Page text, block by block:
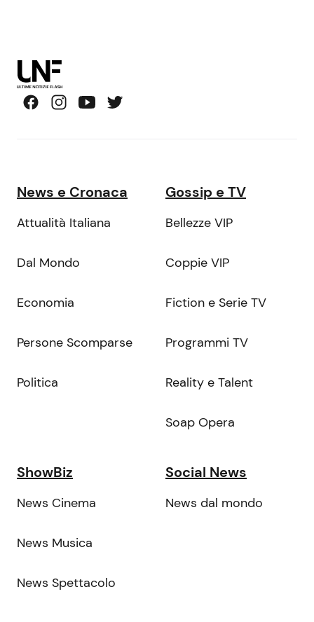
News e Cronaca
Attualità Italiana
Dal Mondo
Economia
Persone Scomparse
Politica
Gossip e TV
Bellezze VIP
Coppie VIP
Fiction e Serie TV
Programmi TV
Reality e Talent
Soap Opera
ShowBiz
News Cinema
News Musica
News Spettacolo
Social News
News dal mondo